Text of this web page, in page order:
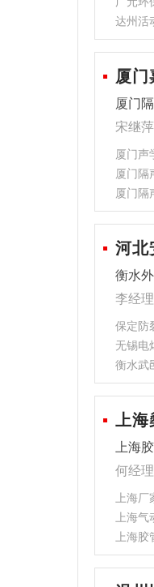
达州活
厦门
厦门
宋继萍
厦门声
厦门隔
厦门隔
河北
衡水
李经理
保定防
无锡电
衡水武
上海
上海
何经理
上海厂
上海气
上海胶